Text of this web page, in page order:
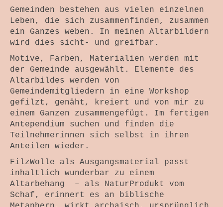
Arbeiten
Ausstellungen
Themenwelten
Objekt und Raum
Bild und Fotografie
Antependium
Werkstattverkauf
Wir Drei
Wickelhüte
Kurse + Termine
Gemeinden bestehen aus vielen einzelnen
Leben, die sich zusammenfinden, zusammen
ein Ganzes weben. In meinen Altarbildern
wird dies sicht- und greifbar.
Motive, Farben, Materialien werden mit
der Gemeinde ausgewählt. Elemente des
Altarbildes werden von
Gemeindemitgliedern in eine Workshop
gefilzt, genäht, kreiert und von mir zu
einem Ganzen zusammengefügt. Im fertigen
Antependium suchen und finden die
Teilnehmerinnen sich selbst in ihren
Anteilen wieder.
FilzWolle als Ausgangsmaterial passt
inhaltlich wunderbar zu einem
Altarbehang – als NaturProdukt vom
Schaf, erinnert es an biblische